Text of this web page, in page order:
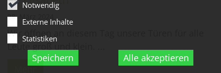
Notwendig
Externe Inhalte
Statistiken
Speichern Alle akzeptieren
28. März 2024
Wir öffnen an diesem Tag unsere Türen für alle
Leute groß und klein. ...
Mehr